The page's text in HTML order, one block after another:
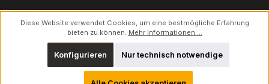
Diese Website verwendet Cookies, um eine bestmögliche Erfahrung
bieten zu können. Mehr Informationen ...
Nur technisch notwendige
Konfigurieren